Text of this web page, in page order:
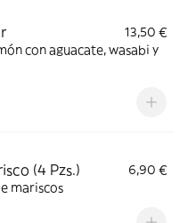
13,50 €
con aguacate, wasabi y
(4 Pzs.)
6,90 €
mariscos